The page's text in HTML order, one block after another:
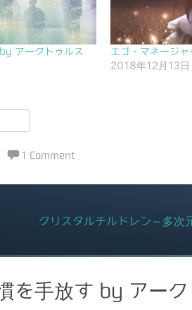
アークトゥルス
エゴ・マネージ
2018年12月13日
1 Comment
クリスタルチルドレン～多次
を手放す by アーク